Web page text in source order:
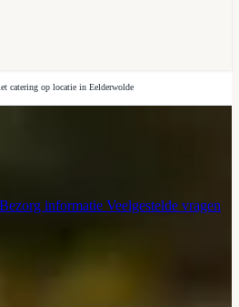
Bezorg informatie Veelgestelde vragen
catering op locatie in Eelderwolde